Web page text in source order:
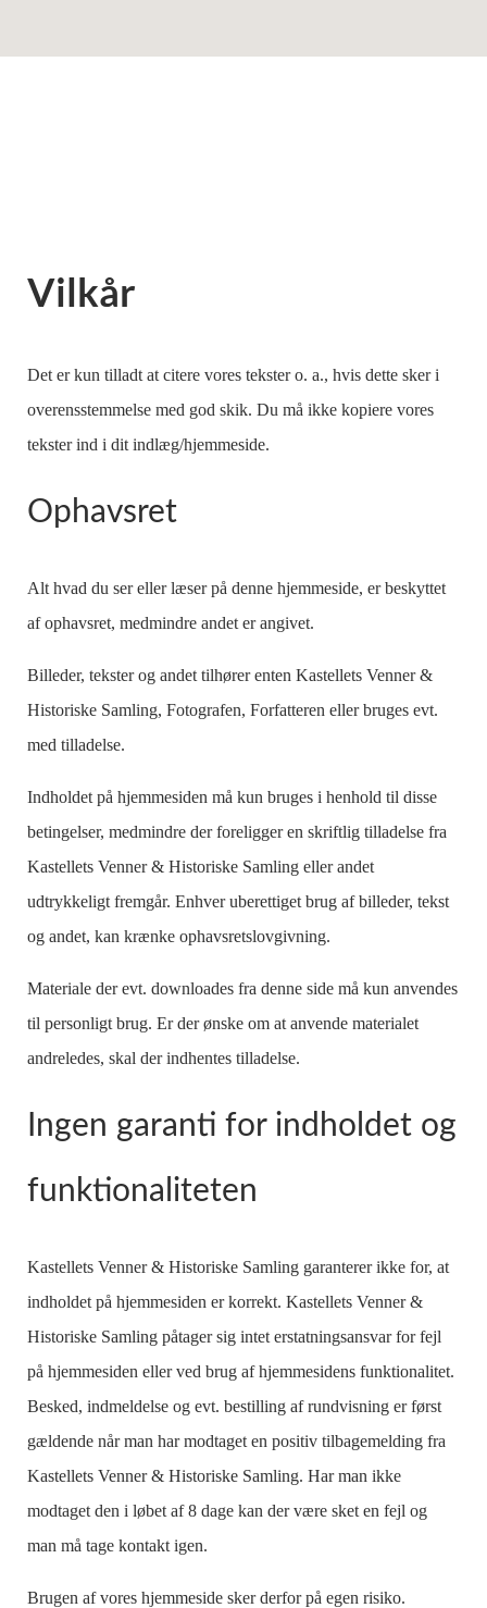
Vilkår
Det er kun tilladt at citere vores tekster o. a., hvis dette sker i
overensstemmelse med god skik. Du må ikke kopiere vores
tekster ind i dit indlæg/hjemmeside.
Ophavsret
Alt hvad du ser eller læser på denne hjemmeside, er beskyttet
af ophavsret, medmindre andet er angivet.
Billeder, tekster og andet tilhører enten Kastellets Venner &
Historiske Samling, Fotografen, Forfatteren eller bruges evt.
med tilladelse.
Indholdet på hjemmesiden må kun bruges i henhold til disse
betingelser, medmindre der foreligger en skriftlig tilladelse fra
Kastellets Venner & Historiske Samling eller andet
udtrykkeligt fremgår. Enhver uberettiget brug af billeder, tekst
og andet, kan krænke ophavsretslovgivning.
Materiale der evt. downloades fra denne side må kun anvendes
til personligt brug. Er der ønske om at anvende materialet
andreledes, skal der indhentes tilladelse.
Ingen garanti for indholdet og
funktionaliteten
Kastellets Venner & Historiske Samling garanterer ikke for, at
indholdet på hjemmesiden er korrekt. Kastellets Venner &
Historiske Samling påtager sig intet erstatningsansvar for fejl
på hjemmesiden eller ved brug af hjemmesidens funktionalitet.
Besked, indmeldelse og evt. bestilling af rundvisning er først
gældende når man har modtaget en positiv tilbagemelding fra
Kastellets Venner & Historiske Samling. Har man ikke
modtaget den i løbet af 8 dage kan der være sket en fejl og
man må tage kontakt igen.
Brugen af vores hjemmeside sker derfor på egen risiko.